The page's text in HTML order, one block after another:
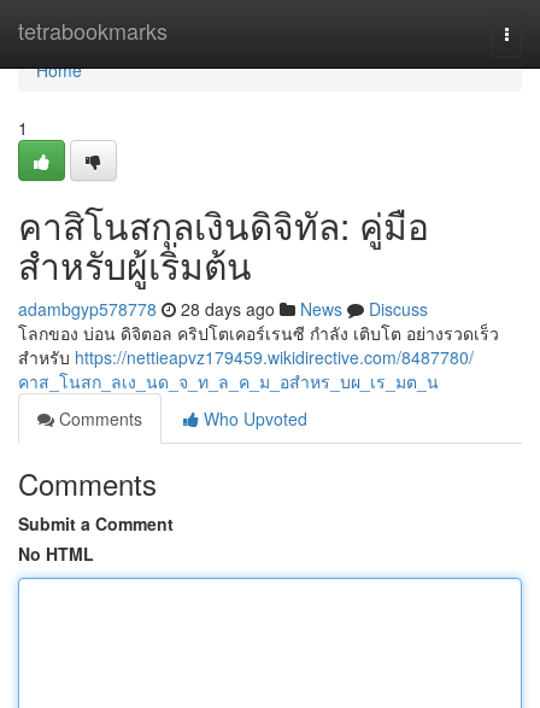
tetrabookmarks
Home
Home
1
คาสิโนสกุลเงินดิจิทัล: คู่มือ
สำหรับผู้เริ่มต้น
adambgyp578778 28 days ago News
Discuss
โลกของ บ่อน ดิจิตอล คริปโตเคอร์เรนซี กำลัง เติบโต อย่างรวดเร็ว
สำหรับ https://nettieapvz179459.wikidirective.com/8487780/
คาส_โนสก_ลเง_นด_จ_ท_ล_ค_ม_อสำหร_บผ_เร_มต_น
Comments
Who Upvoted
Comments
Submit a Comment
No HTML